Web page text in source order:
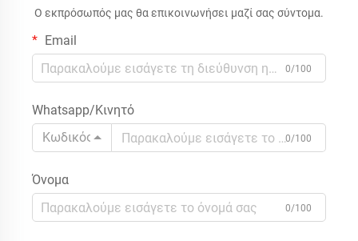
νερού κύπελο με λαβή και
straw
Ο εκπρόσωπός μας θα επικοινωνήσει μαζί σας σύντομα.
Email
0/100
Whatsapp/Κινητό
Κωδικός
0/100
Όνομα
0/100